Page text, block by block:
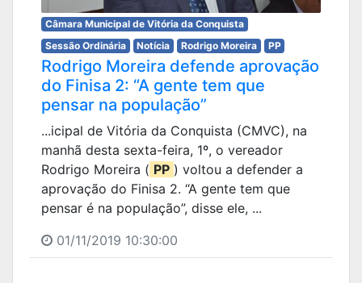
Câmara Municipal de Vitória da Conquista
Sessão Ordinária
Notícia Rodrigo Moreira PP
Rodrigo Moreira defende aprovação
do Finisa 2: “A gente tem que
pensar na população”
...icipal de Vitória da Conquista (CMVC), na
manhã desta sexta-feira, 1º, o vereador
Rodrigo Moreira ( PP ) voltou a defender a
aprovação do Finisa 2. “A gente tem que
pensar é na população”, disse ele, ...
01/11/2019 10:30:00